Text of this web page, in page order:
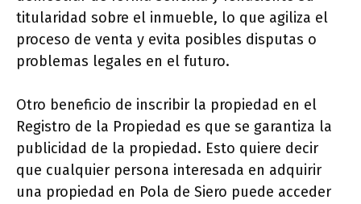
titularidad sobre el inmueble, lo que agiliza el
proceso de venta y evita posibles disputas o
problemas legales en el futuro.
Otro beneficio de inscribir la propiedad en el
Registro de la Propiedad es que se garantiza la
publicidad de la propiedad. Esto quiere decir
que cualquier persona interesada en adquirir
una propiedad en Pola de Siero puede acceder